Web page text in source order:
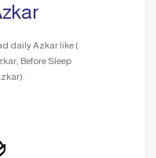
daily Azkar like (
Before Sleep